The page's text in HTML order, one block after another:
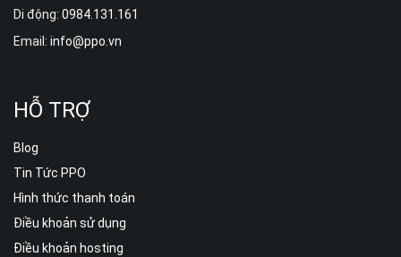
Di động: 0984.131.161
Email: info@ppo.vn
HỖ TRỢ
Blog
Tin Tức PPO
Hình thức thanh toán
Điều khoản sử dụng
Điều khoản hosting